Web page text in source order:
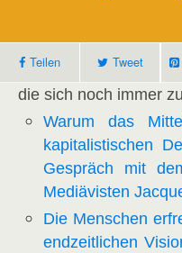
Teilen Tweet
die sich noch immer
Warum das
kapitalistischen
Gespräch mit
Mediävisten
Die Menschen
endzeitlichen